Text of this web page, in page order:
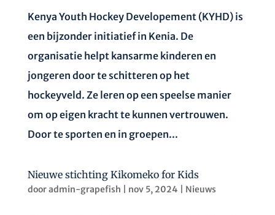
Kenya Youth Hockey Developement (KYHD) is
een bijzonder initiatief in Kenia. De
organisatie helpt kansarme kinderen en
jongeren door te schitteren op het
hockeyveld. Ze leren op een speelse manier
om op eigen kracht te kunnen vertrouwen.
Door te sporten en in groepen...
Nieuwe stichting Kikomeko for Kids
dooradmin-grapefish nov 5, 2024 Nieuws